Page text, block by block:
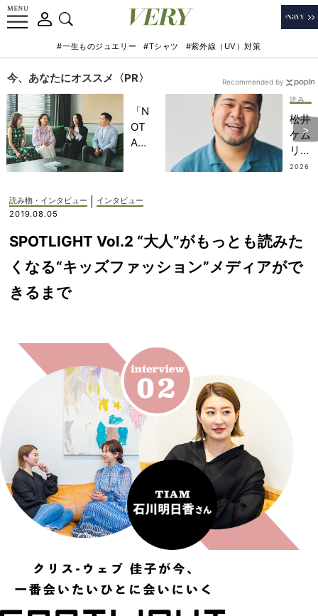
#一生ものジュエリー #Tシャツ #紫外線（UV）対策
今、あなたにオススメ〈PR〉
「N
OT
A
子ど
記憶
に一
生残
旅】
を
松井
ケム
リさ
ん
てか
ら妻
と対
2026
Recommended by
読み物・インタビュー
インタビュー
2019.08.05
SPOTLIGHT Vol.2 “大人”がもっとも読みた
くなる“キッズファッション”メディアがで
きるまで